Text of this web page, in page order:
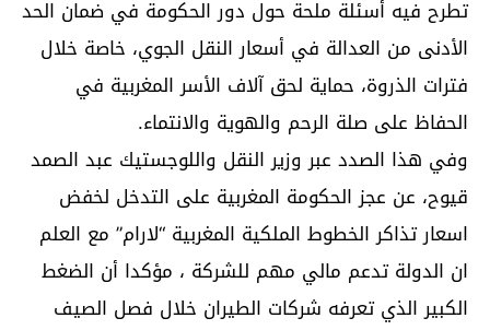
تطرح فيه أسئلة ملحة حول دور الحكومة في ضمان الحد
الأدنى من العدالة في أسعار النقل الجوي، خاصة خلال
فترات الذروة، حماية لحق آلاف الأسر المغربية في
الحفاظ على صلة الرحم والهوية والانتماء.
وفي هذا الصدد عبر وزير النقل واللوجستيك عبد الصمد
قيوح، عن عجز الحكومة المغربية على التدخل لخفض
اسعار تذاكر الخطوط الملكية المغربية “لارام” مع العلم
ان الدولة تدعم مالي مهم للشركة ، مؤكدا أن الضغط
الكبير الذي تعرفه شركات الطيران خلال فصل الصيف